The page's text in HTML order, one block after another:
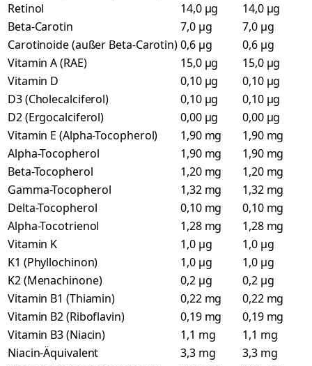
Retinol
14,0 µg
14,0 µg
Beta-Carotin
7,0 µg
7,0 µg
Carotinoide (außer Beta-Carotin)0,6 µg
0,6 µg
Vitamin A (RAE)
15,0 µg
15,0 µg
Vitamin D
0,10 µg
0,10 µg
D3 (Cholecalciferol)
0,10 µg
0,10 µg
D2 (Ergocalciferol)
0,00 µg
0,00 µg
Vitamin E (Alpha-Tocopherol)
1,90 mg
1,90 mg
Alpha-Tocopherol
1,90 mg
1,90 mg
Beta-Tocopherol
1,20 mg
1,20 mg
Gamma-Tocopherol
1,32 mg
1,32 mg
Delta-Tocopherol
0,10 mg
0,10 mg
Alpha-Tocotrienol
1,28 mg
1,28 mg
Vitamin K
1,0 µg
1,0 µg
K1 (Phyllochinon)
1,0 µg
1,0 µg
K2 (Menachinone)
0,2 µg
0,2 µg
Vitamin B1 (Thiamin)
0,22 mg
0,22 mg
Vitamin B2 (Riboflavin)
0,19 mg
0,19 mg
Vitamin B3 (Niacin)
1,1 mg
1,1 mg
Niacin-Äquivalent
3,3 mg
3,3 mg